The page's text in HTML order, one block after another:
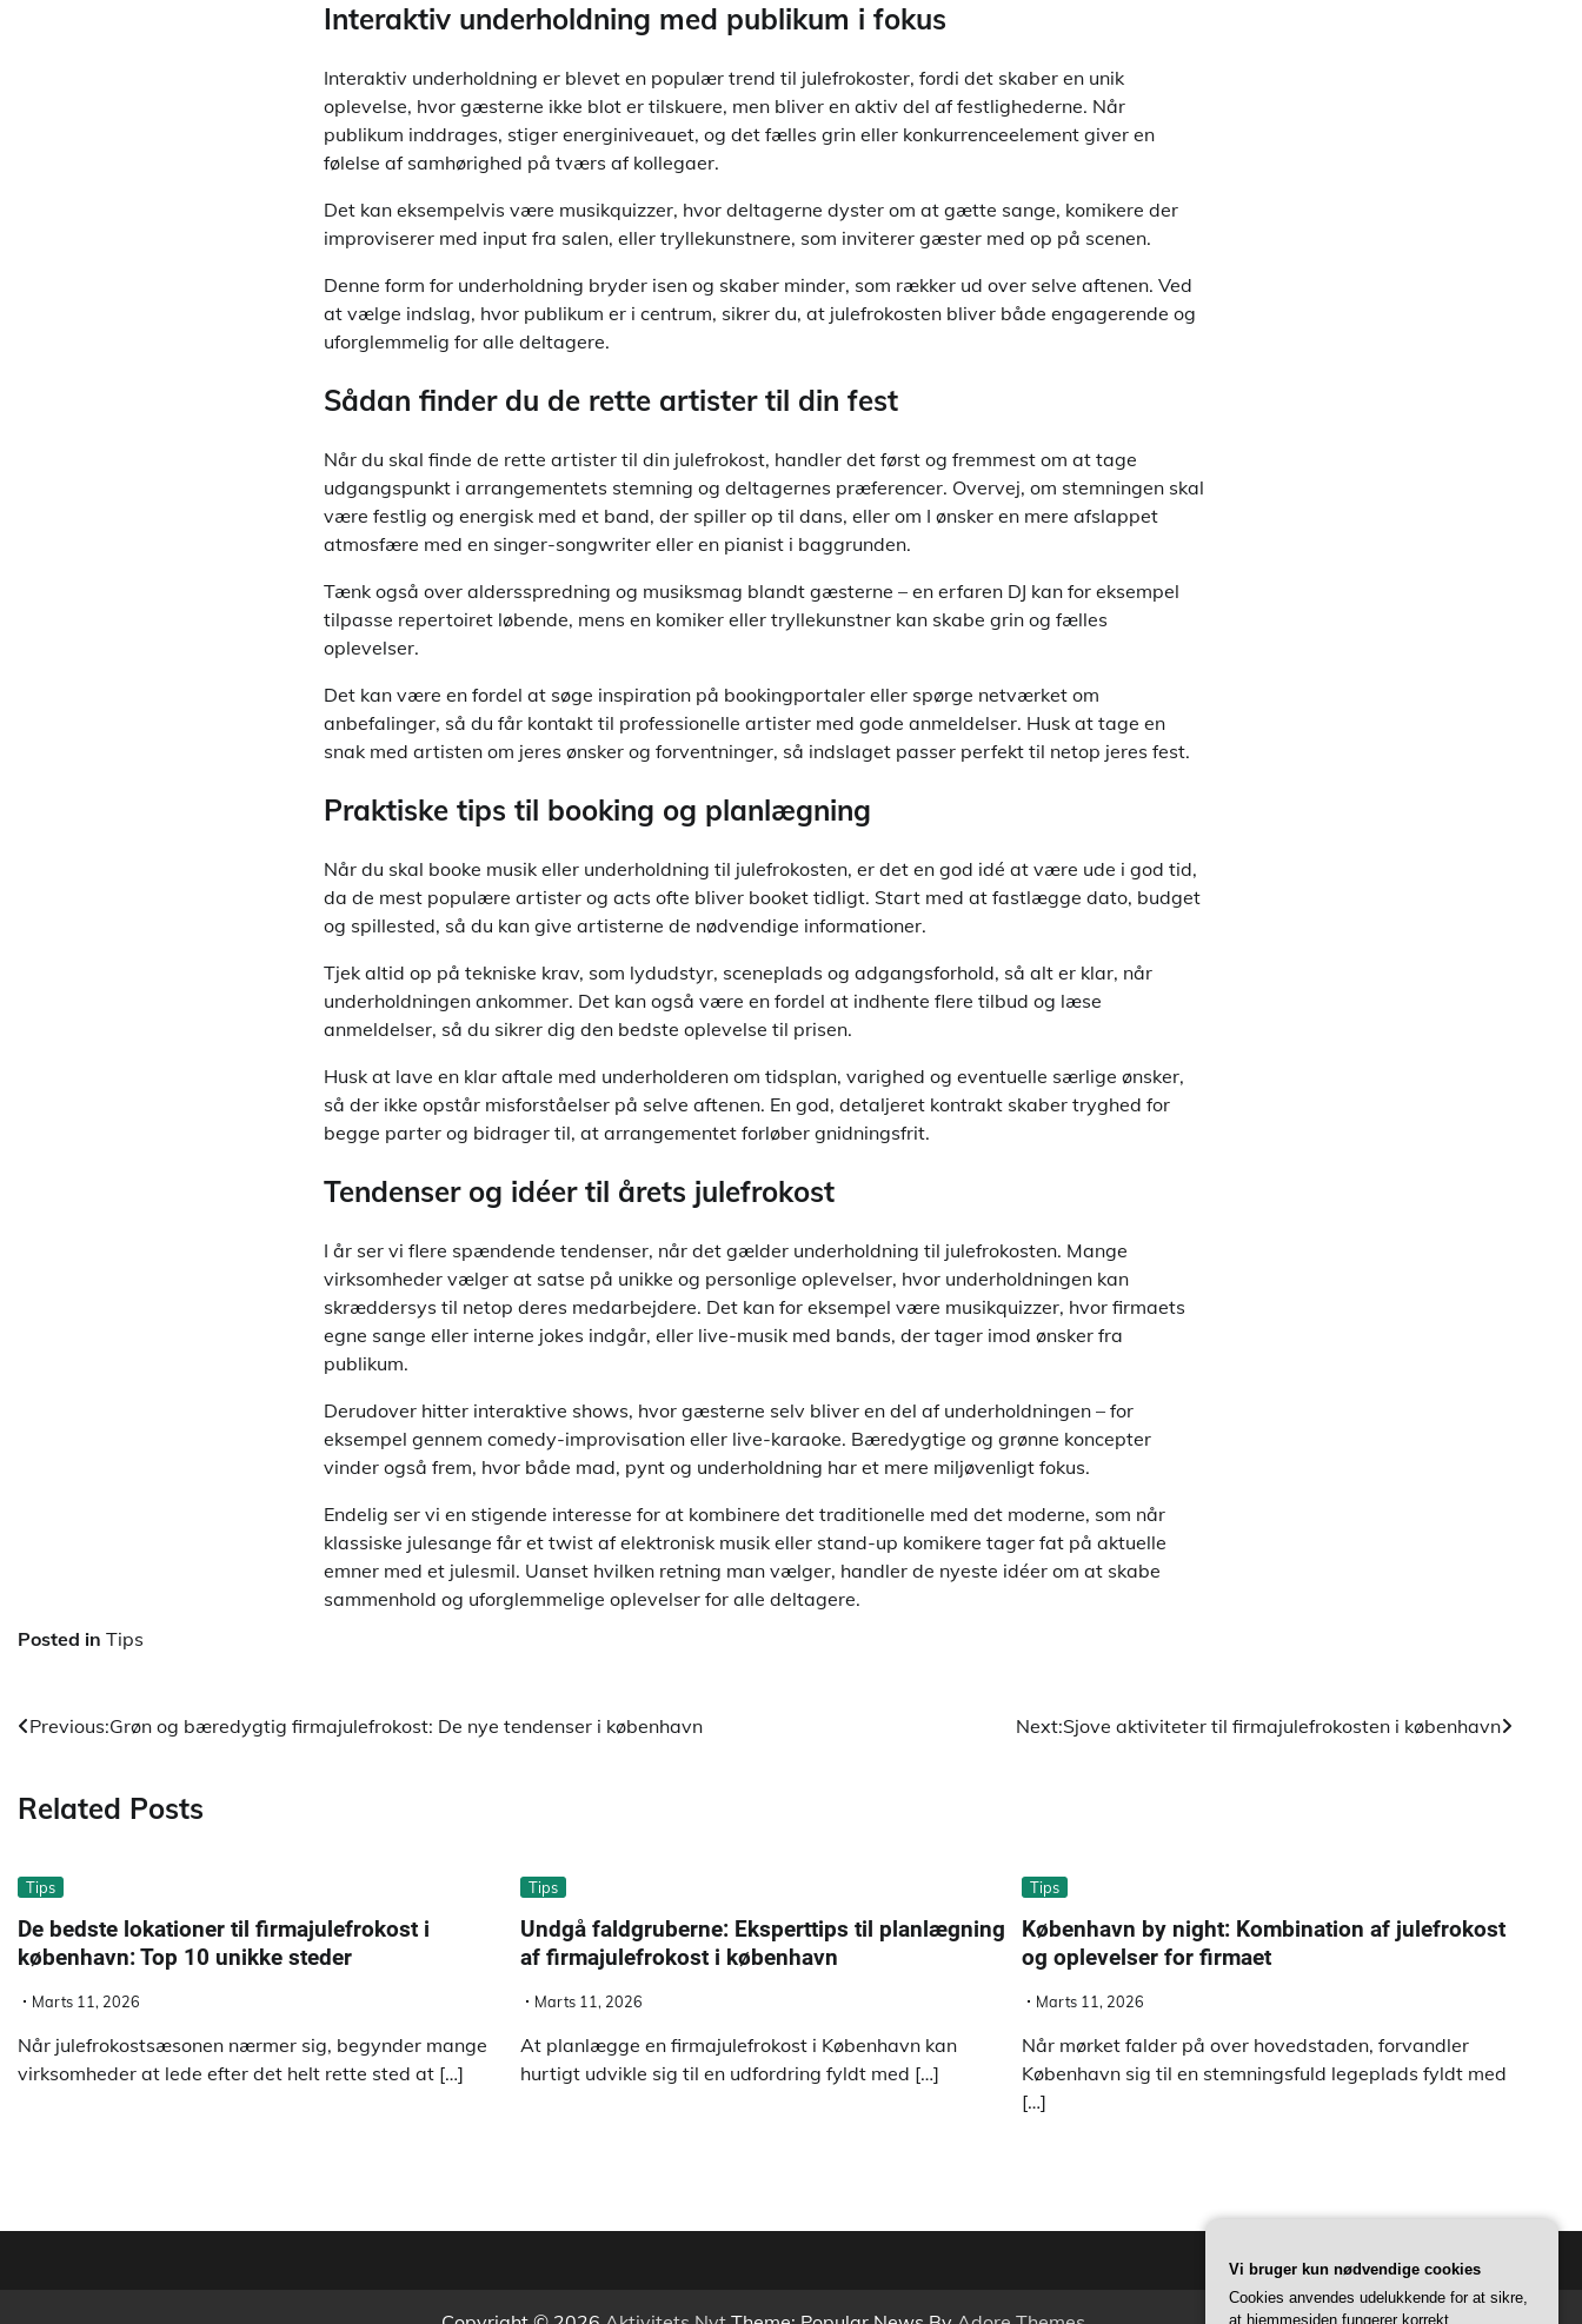
Interaktiv underholdning med publikum i fokus
Interaktiv underholdning er blevet en populær trend til julefrokoster, fordi det skaber en unik
oplevelse, hvor gæsterne ikke blot er tilskuere, men bliver en aktiv del af festlighederne. Når
publikum inddrages, stiger energiniveauet, og det fælles grin eller konkurrenceelement giver en
følelse af samhørighed på tværs af kollegaer.
Det kan eksempelvis være musikquizzer, hvor deltagerne dyster om at gætte sange, komikere der
improviserer med input fra salen, eller tryllekunstnere, som inviterer gæster med op på scenen.
Denne form for underholdning bryder isen og skaber minder, som rækker ud over selve aftenen. Ved
at vælge indslag, hvor publikum er i centrum, sikrer du, at julefrokosten bliver både engagerende og
uforglemmelig for alle deltagere.
Sådan finder du de rette artister til din fest
Når du skal finde de rette artister til din julefrokost, handler det først og fremmest om at tage
udgangspunkt i arrangementets stemning og deltagernes præferencer. Overvej, om stemningen skal
være festlig og energisk med et band, der spiller op til dans, eller om I ønsker en mere afslappet
atmosfære med en singer-songwriter eller en pianist i baggrunden.
Tænk også over aldersspredning og musiksmag blandt gæsterne – en erfaren DJ kan for eksempel
tilpasse repertoiret løbende, mens en komiker eller tryllekunstner kan skabe grin og fælles
oplevelser.
Det kan være en fordel at søge inspiration på bookingportaler eller spørge netværket om
anbefalinger, så du får kontakt til professionelle artister med gode anmeldelser. Husk at tage en
snak med artisten om jeres ønsker og forventninger, så indslaget passer perfekt til netop jeres fest.
Praktiske tips til booking og planlægning
Når du skal booke musik eller underholdning til julefrokosten, er det en god idé at være ude i god tid,
da de mest populære artister og acts ofte bliver booket tidligt. Start med at fastlægge dato, budget
og spillested, så du kan give artisterne de nødvendige informationer.
Tjek altid op på tekniske krav, som lydudstyr, sceneplads og adgangsforhold, så alt er klar, når
underholdningen ankommer. Det kan også være en fordel at indhente flere tilbud og læse
anmeldelser, så du sikrer dig den bedste oplevelse til prisen.
Husk at lave en klar aftale med underholderen om tidsplan, varighed og eventuelle særlige ønsker,
så der ikke opstår misforståelser på selve aftenen. En god, detaljeret kontrakt skaber tryghed for
begge parter og bidrager til, at arrangementet forløber gnidningsfrit.
Tendenser og idéer til årets julefrokost
I år ser vi flere spændende tendenser, når det gælder underholdning til julefrokosten. Mange
virksomheder vælger at satse på unikke og personlige oplevelser, hvor underholdningen kan
skræddersys til netop deres medarbejdere. Det kan for eksempel være musikquizzer, hvor firmaets
egne sange eller interne jokes indgår, eller live-musik med bands, der tager imod ønsker fra
publikum.
Derudover hitter interaktive shows, hvor gæsterne selv bliver en del af underholdningen – for
eksempel gennem comedy-improvisation eller live-karaoke. Bæredygtige og grønne koncepter
vinder også frem, hvor både mad, pynt og underholdning har et mere miljøvenligt fokus.
Endelig ser vi en stigende interesse for at kombinere det traditionelle med det moderne, som når
klassiske julesange får et twist af elektronisk musik eller stand-up komikere tager fat på aktuelle
emner med et julesmil. Uanset hvilken retning man vælger, handler de nyeste idéer om at skabe
sammenhold og uforglemmelige oplevelser for alle deltagere.
Posted in Tips
Indlægsnavigation
Previous:Grøn og bæredygtig firmajulefrokost: De nye tendenser i københavn Next:Sjove aktiviteter til firmajulefrokosten i københavn
Related Posts
Tips
De bedste lokationer til firmajulefrokost i
københavn: Top 10 unikke steder
Marts 11, 2026
Når julefrokostsæsonen nærmer sig, begynder mange
virksomheder at lede efter det helt rette sted at […]
Tips
Undgå faldgruberne: Eksperttips til planlægning
af firmajulefrokost i københavn
Marts 11, 2026
At planlægge en firmajulefrokost i København kan
hurtigt udvikle sig til en udfordring fyldt med […]
Tips
København by night: Kombination af julefrokost
og oplevelser for firmaet
Marts 11, 2026
Når mørket falder på over hovedstaden, forvandler
København sig til en stemningsfuld legeplads fyldt med
[…]
Vi bruger kun nødvendige cookies
Cookies anvendes udelukkende for at sikre,
at hjemmesiden fungerer korrekt.